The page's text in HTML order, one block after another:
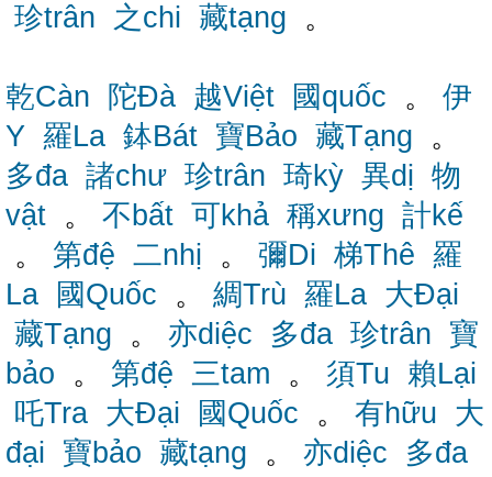
珍trân
之chi 藏tạng 。
乾Càn 陀Đà 越Việt 國quốc 。 伊
Y 羅La 鉢Bát 寶Bảo 藏Tạng 。
多đa 諸chư 珍trân 琦kỳ 異dị 物
vật 。 不bất 可khả 稱xưng 計kế
。 第đệ 二nhị 。 彌Di 梯Thê 羅
La
國Quốc 。 綢Trù 羅La 大Đại
藏Tạng 。 亦diệc 多đa 珍trân 寶
bảo 。 第đệ 三tam 。 須Tu 賴Lại
吒Tra 大Đại 國Quốc 。 有hữu 大
đại 寶bảo 藏tạng 。 亦diệc
多đa